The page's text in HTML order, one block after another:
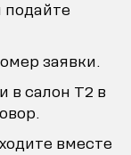
подайте
заявки.
в салон T2 в
вместе